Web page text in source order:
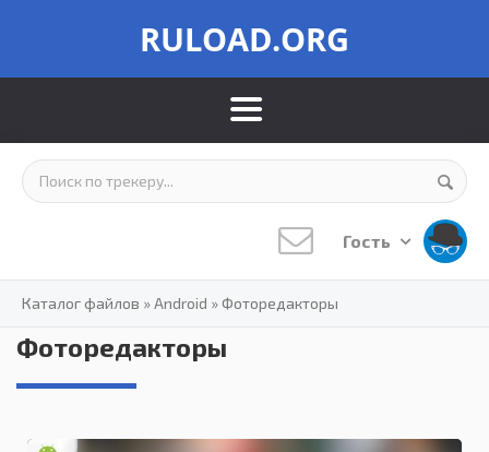
RULOAD.ORG
Гость
Каталог файлов »Android »Фоторедакторы
Фоторедакторы